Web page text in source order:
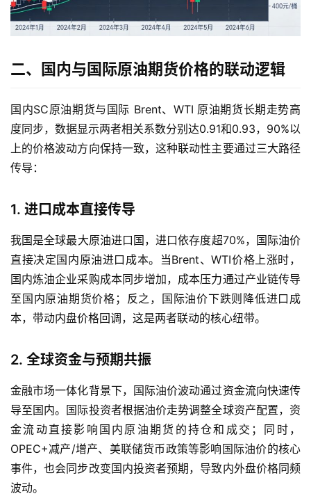
二、国内与国际原油期货价格的联动逻辑
国内SC原油期货与国际 Brent、WTI 原油期货长期走势高
度同步，数据显示两者相关系数分别达0.91和0.93，90%以
上的价格波动方向保持一致，这种联动性主要通过三大路径
传导：
1. 进口成本直接传导
我国是全球最大原油进口国，进口依存度超70%，国际油价
直接决定国内原油进口成本。当Brent、WTI价格上涨时，
国内炼油企业采购成本同步增加，成本压力通过产业链传导
至国内原油期货价格；反之，国际油价下跌则降低进口成
本，带动内盘价格回调，这是两者联动的核心纽带。
2. 全球资金与预期共振
金融市场一体化背景下，国际油价波动通过资金流向快速传
导至国内。国际投资者根据油价走势调整全球资产配置，资
金流动直接影响国内原油期货的持仓和成交；同时，
OPEC+减产/增产、美联储货币政策等影响国际油价的核心
事件，也会同步改变国内投资者预期，导致内外盘价格同频
波动。